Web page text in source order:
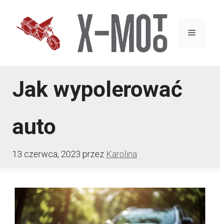
Menu
Jak wypolerować
auto
13 czerwca, 2023 przez Karolina